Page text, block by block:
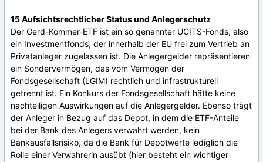
15 Aufsichtsrechtlicher Status und Anlegerschutz
Der Gerd-Kommer-ETF ist ein so genannter UCITS-Fonds, also
ein Investmentfonds, der innerhalb der EU frei zum Vertrieb an
Privatanleger zugelassen ist. Die Anlegergelder repräsentieren
ein Sondervermögen, das vom Vermögen der
Fondsgesellschaft (LGIM) rechtlich und infrastrukturell
getrennt ist. Ein Konkurs der Fondsgesellschaft hätte keine
nachteiligen Auswirkungen auf die Anlegergelder. Ebenso trägt
der Anleger in Bezug auf das Depot, in dem die ETF-Anteile
bei der Bank des Anlegers verwahrt werden, kein
Bankausfallsrisiko, da die Bank für Depotwerte lediglich die
Rolle einer Verwahrerin ausübt (hier besteht ein wichtiger